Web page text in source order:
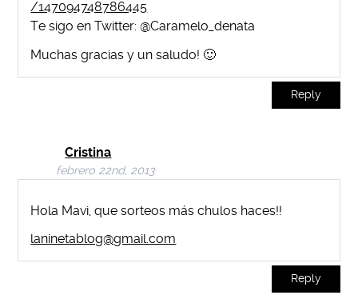
/147094748786445
Te sigo en Twitter: @Caramelo_denata
Muchas gracias y un saludo! 🙂
Reply
Cristina
febrero 22nd, 2013
Hola Mavi, que sorteos más chulos haces!!
laninetablog@gmail.com
Reply